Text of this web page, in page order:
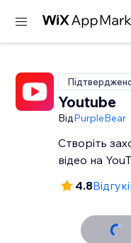
Youtube
ВідPurpleBear
Створіть
відео на
4.8